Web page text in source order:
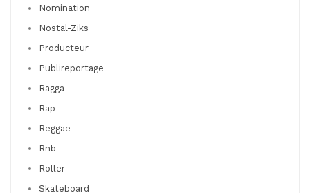
Nomination
Nostal-Ziks
Producteur
Publireportage
Ragga
Rap
Reggae
Rnb
Roller
Skateboard